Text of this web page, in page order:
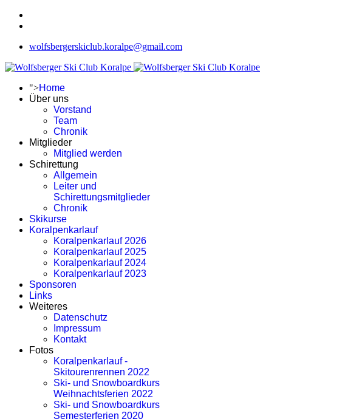
wolfsbergerskiclub.koralpe@gmail.com
">Home
Über uns
Vorstand
Team
Chronik
Mitglieder
Mitglied werden
Schirettung
Allgemein
Leiter und
Schirettungsmitglieder
Chronik
Skikurse
Koralpenkarlauf
Koralpenkarlauf 2026
Koralpenkarlauf 2025
Koralpenkarlauf 2024
Koralpenkarlauf 2023
Sponsoren
Links
Weiteres
Datenschutz
Impressum
Kontakt
Fotos
Koralpenkarlauf -
Skitourenrennen 2022
Ski- und Snowboardkurs
Weihnachtsferien 2022
Ski- und Snowboardkurs
Semesterferien 2020